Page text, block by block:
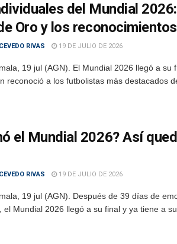
del Mundial
Oro y los
RIVAS 19 DE JULIO DE 2026
19 jul (AGN). El Mundial 2026 llegó a su
reconoció a los futbolistas más destacados
el Mundial 2026? Así
RIVAS 19 DE JULIO DE 2026
19 jul (AGN). Después de 39 días de
el Mundial 2026 llegó a su final y ya tiene a